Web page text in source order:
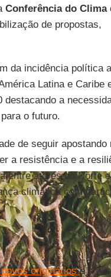
Conferência do Clima
de propostas,
da incidência política
Latina e Caribe
destacando a
o futuro.
de seguir apostando
a resistência e a
entre atores do Norte
climática com
origináriose a